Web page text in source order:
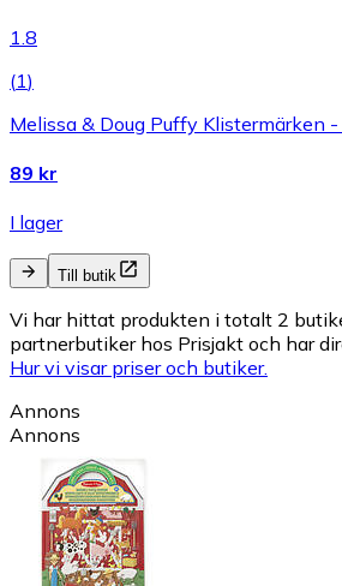
1.8
(1)
Melissa & Doug Puffy Klistermärken
89 kr
I lager
Till butik
Vi har hittat produkten i totalt 2
partnerbutiker hos Prisjakt och har
Hur vi visar priser och butiker.
Annons
Annons